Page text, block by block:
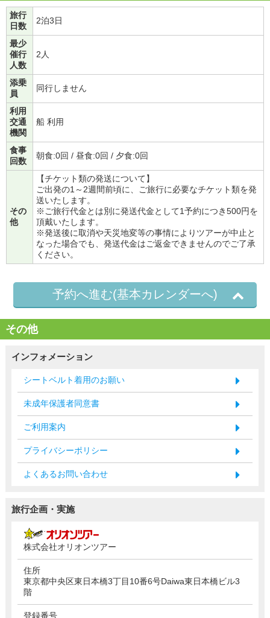
旅行
日数
2泊3日
最少
催行
人数
2人
添乗
員
同行しません
利用
交通
機関
船 利用
食事
回数
朝食:0回 / 昼食:0回 / 夕食:0回
その
他
【チケット類の発送について】
ご出発の1～2週間前頃に、ご旅行に必要なチケット類を発
送いたします。
※ご旅行代金とは別に発送代金として1予約につき500円を
頂戴いたします。
※発送後に取消や天災地変等の事情によりツアーが中止と
なった場合でも、発送代金はご返金できませんのでご了承
ください。
予約へ進む(基本カレンダーへ)
その他
インフォメーション
シートベルト着用のお願い
未成年保護者同意書
ご利用案内
プライバシーポリシー
よくあるお問い合わせ
旅行企画・実施
株式会社オリオンツアー
住所
東京都中央区東日本橋3丁目10番6号Daiwa東日本橋ビル3
階
登録番号